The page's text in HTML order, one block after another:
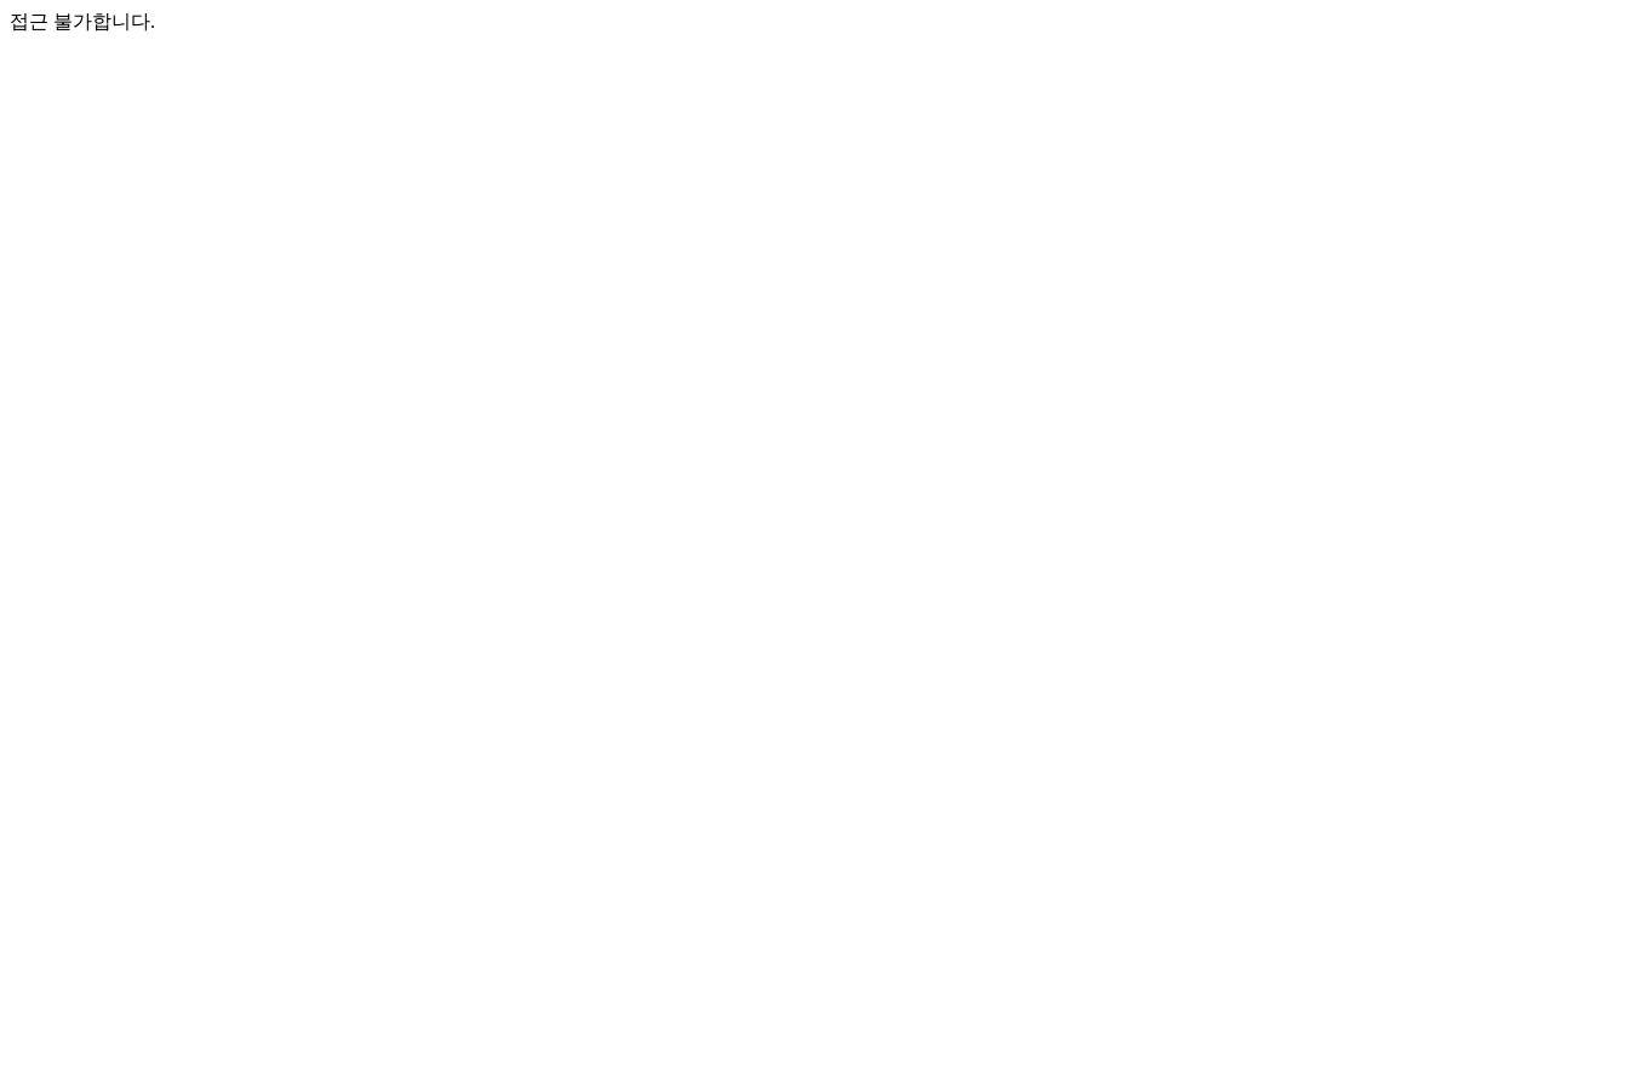
접근 불가합니다.